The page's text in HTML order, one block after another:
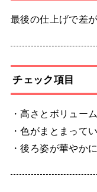
最後の仕上げで差が
チェック項目
・高さとボリュー
・色がまとまって
・後ろ姿が華やか